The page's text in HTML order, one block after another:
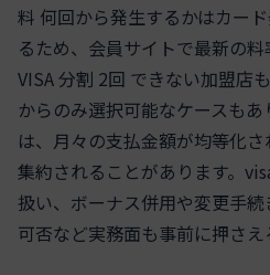
料 何回から発生するかはカー
るため、会員サイトで最新の料
VISA 分割 2回 できない加盟店
からのみ選択可能なケースも
は、月々の支払金額が均等化
集約されることがあります。
扱い、ボーナス併用や変更手
可否など実務面も事前に押さえ